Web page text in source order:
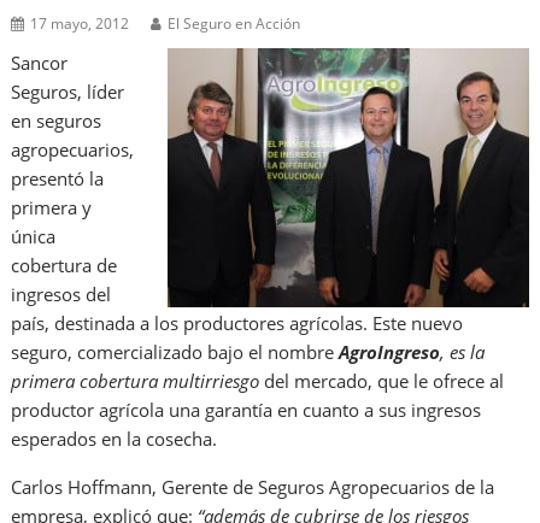
17 mayo, 2012 El Seguro en Acción
Sancor
Seguros, líder
en seguros
agropecuarios,
presentó la
primera y
única
cobertura de
ingresos del
país, destinada a los productores agrícolas. Este nuevo
seguro, comercializado bajo el nombreAgroIngreso, es la
primera cobertura multirriesgo del mercado, que le ofrece al
productor agrícola una garantía en cuanto a sus ingresos
esperados en la cosecha.
Carlos Hoffmann, Gerente de Seguros Agropecuarios de la
empresa, explicó que: “además de cubrirse de los riesgos